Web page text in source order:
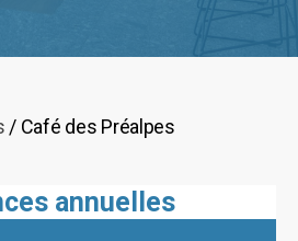
/ Café des Préalpes
annuelles